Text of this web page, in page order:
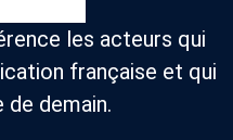
les acteurs qui
française et qui
demain.